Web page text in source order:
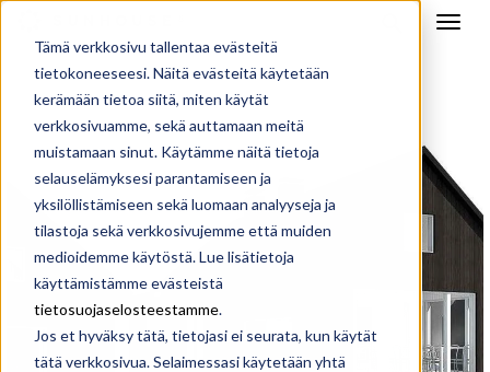
Tämä verkkosivu tallentaa evästeitä
tietokoneeseesi. Näitä evästeitä käytetään
kerämään tietoa siitä, miten käytät
verkkosivuamme, sekä auttamaan meitä
muistamaan sinut. Käytämme näitä tietoja
selauselämyksesi parantamiseen ja
yksilöllistämiseen sekä luomaan analyyseja ja
tilastoja sekä verkkosivujemme että muiden
medioidemme käytöstä. Lue lisätietoja
käyttämistämme evästeistä
tietosuojaselosteestamme.
Jos et hyväksy tätä, tietojasi ei seurata, kun käytät
tätä verkkosivua. Selaimessasi käytetään yhtä